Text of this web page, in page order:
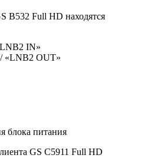
B532 Full HD находятся
IN»
«LNB2 OUT»
блока питания
GS C5911 Full HD